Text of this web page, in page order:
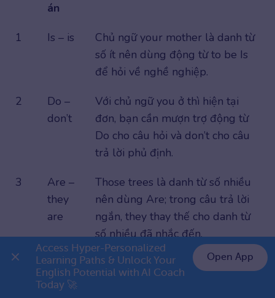
án
1 Is – is
Chủ ngữ your mother là danh từ
số ít nên dùng động từ to be Is
để hỏi về nghề nghiệp.
2
Do –
don’t
Với chủ ngữ you ở thì hiện tại
đơn, bạn cần mượn trợ động từ
Do cho câu hỏi và don’t cho câu
trả lời phủ định.
3
Are –
they
are
Those trees là danh từ số nhiều
nên dùng Are; trong câu trả lời
ngắn, they thay thế cho danh từ
số nhiều đã nhắc đến.
4
Does –
she
Your sister là ngôi thứ ba số ít,
yêu cầu sử dụng trợ động từ
👉 Premium 1 năm chỉ 999K
Access Hyper-Personalized
Learning Paths & Unlock Your
English Potential with AI Coach
Today 🚀
Open App